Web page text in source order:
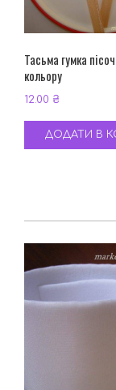
Тасьма гумка
кольору
12.00 ₴
ДОДАТИ В